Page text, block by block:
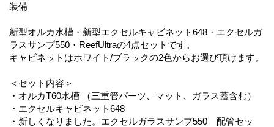
装備
新型オルカ水槽・新型エクセルキャビネット648・エクセルガ
ラスサンプ550・ReefUltraの4点セットです。
キャビネットはホワイト/ブラックの2色からお選び頂けます。
＜セット内容＞
・オルカT60水槽 （三重管パーツ、マット、ガラス蓋含む）
・エクセルキャビネット648
・新しくなりました。エクセルガラスサンプ550 配管セッ